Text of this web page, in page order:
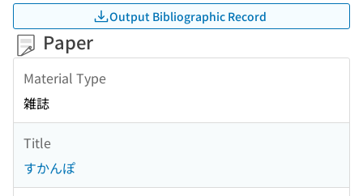
Output Bibliographic Record
Paper
Material Type
雑誌
Title
すかんぽ